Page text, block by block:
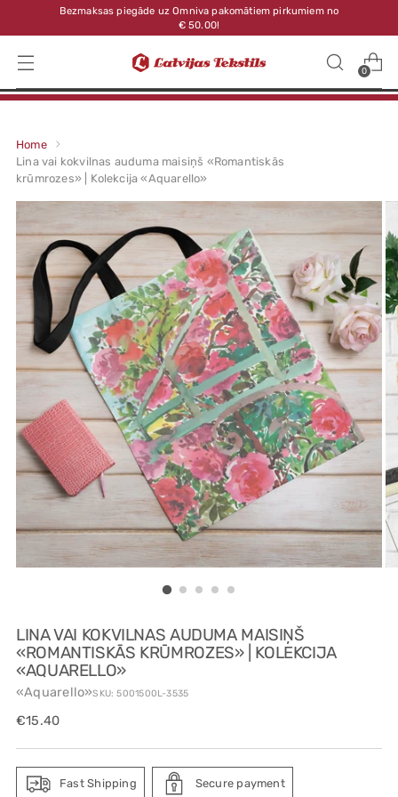
Bezmaksas piegāde uz Omniva pakomātiem pirkumiem no
€ 50.00!
0
Home
Lina vai kokvilnas auduma maisiņš «Romantiskās
krūmrozes» | Kolekcija «Aquarello»
LINA VAI KOKVILNAS AUDUMA MAISIŅŠ
«ROMANTISKĀS KRŪMROZES» | KOLEKCIJA
«AQUARELLO»
«Aquarello»SKU: 5001500L-3535
Regular
€15.40
Fast Shipping Secure payment